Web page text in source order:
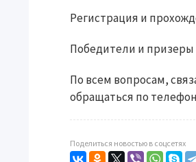
Регистрация и
Победители и
По всем вопросам,
обращаться по
Поделиться новостью в соцсетях